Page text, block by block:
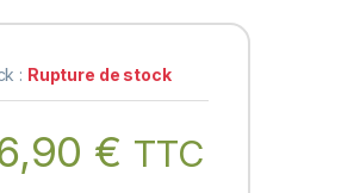
: Rupture de stock
€ TTC